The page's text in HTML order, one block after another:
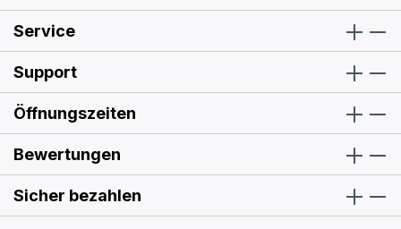
Service
Support
Öffnungszeiten
Bewertungen
Sicher bezahlen